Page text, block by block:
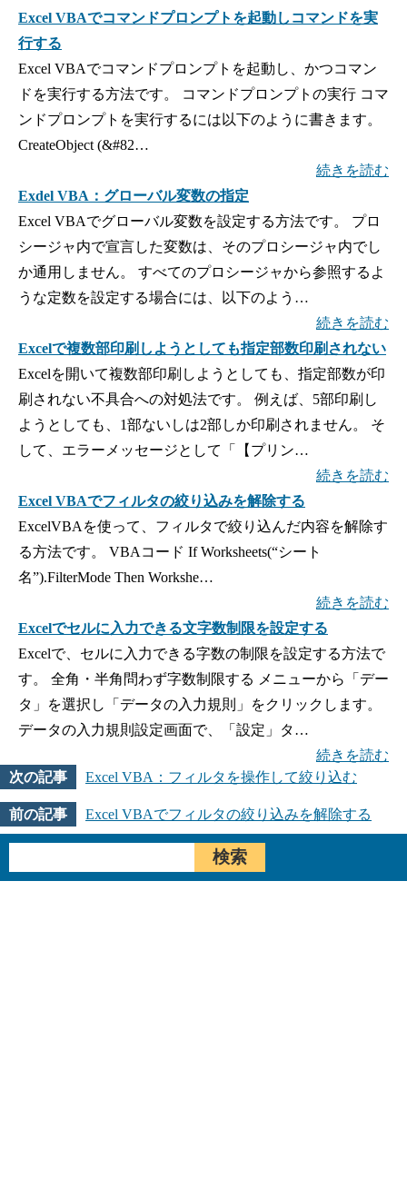
Excel VBAでコマンドプロンプトを起動しコマンドを実
行する
Excel VBAでコマンドプロンプトを起動し、かつコマン
ドを実行する方法です。 コマンドプロンプトの実行 コマ
ンドプロンプトを実行するには以下のように書きます。
CreateObject (&#82…
続きを読む
Exdel VBA：グローバル変数の指定
Excel VBAでグローバル変数を設定する方法です。 プロ
シージャ内で宣言した変数は、そのプロシージャ内でし
か通用しません。 すべてのプロシージャから参照するよ
うな定数を設定する場合には、以下のよう…
続きを読む
Excelで複数部印刷しようとしても指定部数印刷されない
Excelを開いて複数部印刷しようとしても、指定部数が印
刷されない不具合への対処法です。 例えば、5部印刷し
ようとしても、1部ないしは2部しか印刷されません。 そ
して、エラーメッセージとして「【プリン…
続きを読む
Excel VBAでフィルタの絞り込みを解除する
ExcelVBAを使って、フィルタで絞り込んだ内容を解除す
る方法です。 VBAコード If Worksheets(“シート
名”).FilterMode Then Workshe…
続きを読む
Excelでセルに入力できる文字数制限を設定する
Excelで、セルに入力できる字数の制限を設定する方法で
す。 全角・半角問わず字数制限する メニューから「デー
タ」を選択し「データの入力規則」をクリックします。
データの入力規則設定画面で、「設定」タ…
続きを読む
Excel VBA：フィルタを操作して絞り込む
Excel VBAでフィルタの絞り込みを解除する